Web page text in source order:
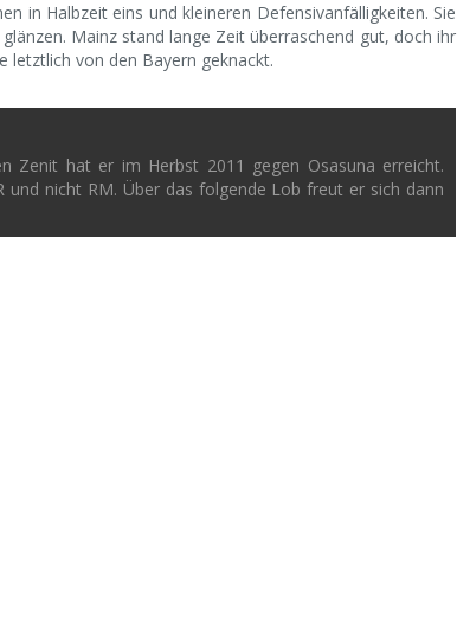
in Halbzeit eins und kleineren Defensivanfälligkeiten. Sie
Mainz stand lange Zeit überraschend gut, doch ihr
letztlich von den Bayern geknackt.
Zenit hat er im Herbst 2011 gegen Osasuna erreicht.
nicht RM. Über das folgende Lob freut er sich dann